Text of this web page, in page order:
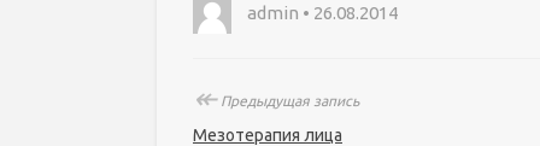
admin • 26.08.2014
↞Предыдущая запись
Мезотерапия лица